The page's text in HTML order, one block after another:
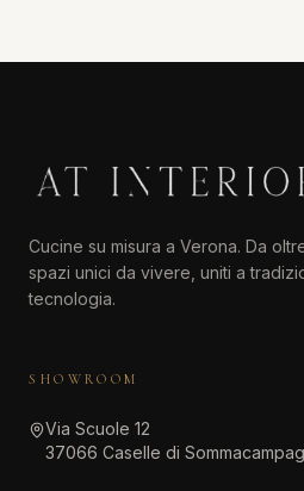
Cucine su misura a Verona. Da
spazi unici da vivere, uniti a
tecnologia.
SHOWROOM
Via Scuole 12
37066 Caselle di